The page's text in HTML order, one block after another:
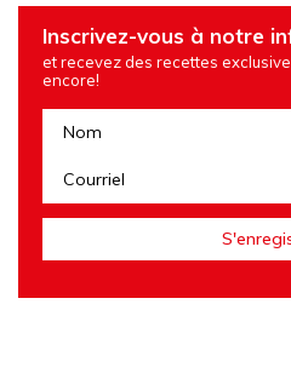
Inscrivez-vous à notre
et recevez des recettes
encore!